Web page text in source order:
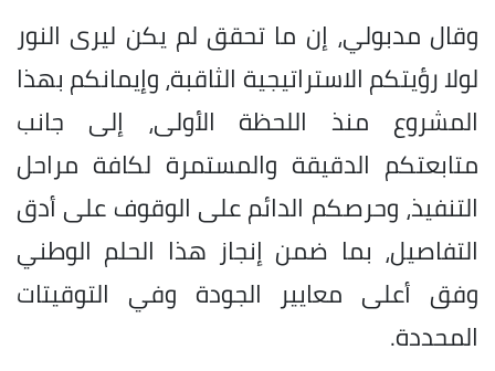
وقال مدبولي، إن ما تحقق لم يكن ليرى النور
لولا رؤيتكم الاستراتيجية الثاقبة، وإيمانكم بهذا
المشروع منذ اللحظة الأولى، إلى جانب
متابعتكم الدقيقة والمستمرة لكافة مراحل
التنفيذ، وحرصكم الدائم على الوقوف على أدق
التفاصيل، بما ضمن إنجاز هذا الحلم الوطني
وفق أعلى معايير الجودة وفي التوقيتات
المحددة.